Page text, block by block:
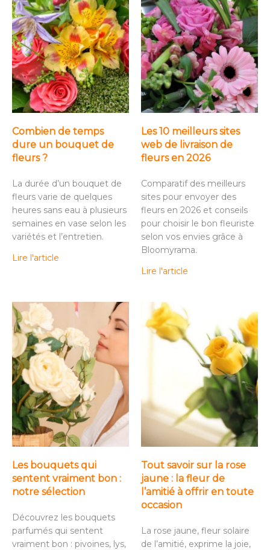
Combien de temps
dure un bouquet de
fleurs ?
La durée d’un bouquet de
fleurs varie de quelques
heures sans eau à plusieurs
semaines en vase selon les
variétés et l’entretien.
Lire l'article
Les 10 meilleurs sites
web de livraison de
fleurs en 2026
Comparatif des meilleurs
sites pour envoyer des
fleurs en 2026 et conseils
pour choisir le bon fleuriste
selon vos envies grâce à
Bloomyrama.
Lire l'article
Les bouquets qui
sentent vraiment bon :
notre sélection
Découvrez les bouquets
parfumés qui sentent
vraiment bon : pivoines, lys,
Tout savoir sur la rose
jaune : la fleur de
l’amitié à offrir en toute
occasion
La rose jaune, fleur solaire
de l’amitié, exprime la joie,